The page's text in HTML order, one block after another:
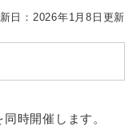
日：2026年1月8日更新
時開催します。